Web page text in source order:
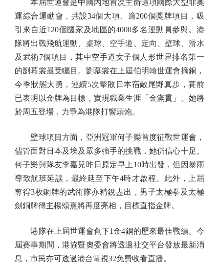
本屆世運會是中國內地首次主辦這項國際大型非奧
運綜合運動會，共設34個大項、逾200個獎牌項目，吸
引來自近120個國家及地區的4000多名運動員參與。港
隊將出戰飛航運動、桌球、空手道、定向、壁球、滑水
及武術7個項目，其中空手道女子個人形世界排名第一
的劉慕裳最受矚目。劉慕裳在上屆伯明翰世運會摘銅，
今季狀態大勇，連續5次擊敗日本宿敵尾野真步，賽前
已表明以金牌為目標，實現職業生涯「金滿貫」。她將
於周五登場，力爭為港隊打響頭炮。
壁球項目方面，亞洲冠軍何子樂首度征戰世運會，
儘管面對日本及埃及眾多強手的挑戰，她仍信心十足。
何子樂與隊友李嘉兒昨日原定早上10時出發，但因暴雨
導致航班延誤，最終延至下午4時才啟程。此外，上屆
奪得3枚銅牌的武術隊亦精銳盡出，男子太極拳及太極
劍銅牌得主楊頌熹將再度亮相，目標直指金牌。
港隊在上屆世運會創下1金4銅的歷來最佳戰績。今
屆賽事期間，港協暨奧委會將透過社交平台發放最新消
息，市民亦可透過港台電視32免費收看直播。